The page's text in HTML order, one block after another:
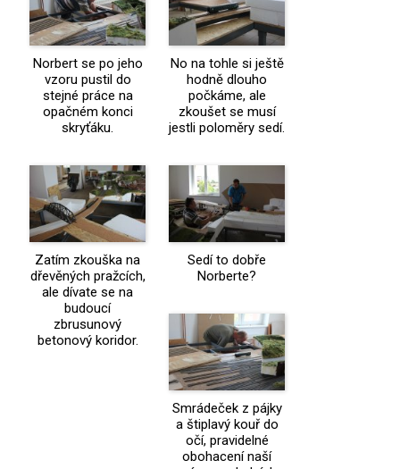
Norbert se po jeho
vzoru pustil do
stejné práce na
opačném konci
skryťáku.
No na tohle si ještě
hodně dlouho
počkáme, ale
zkoušet se musí
jestli poloměry sedí.
Zatím zkouška na
dřevěných pražcích,
ale dívate se na
budoucí
zbrusunový
betonový koridor.
Sedí to dobře
Norberte?
Smrádeček z pájky
a štiplavý kouř do
očí, pravidelné
obohacení naší